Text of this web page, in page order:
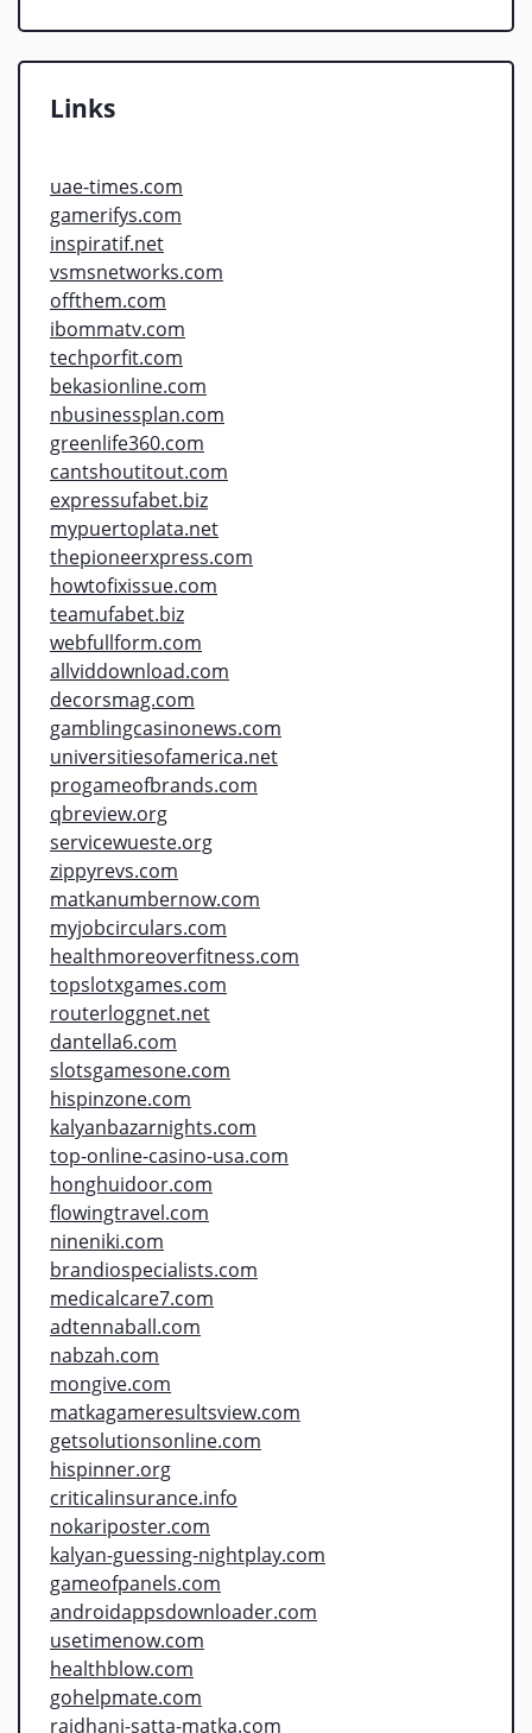
Links
uae-times.com
gamerifys.com
inspiratif.net
vsmsnetworks.com
offthem.com
ibommatv.com
techporfit.com
bekasionline.com
nbusinessplan.com
greenlife360.com
cantshoutitout.com
expressufabet.biz
mypuertoplata.net
thepioneerxpress.com
howtofixissue.com
teamufabet.biz
webfullform.com
allviddownload.com
decorsmag.com
gamblingcasinonews.com
universitiesofamerica.net
progameofbrands.com
qbreview.org
servicewueste.org
zippyrevs.com
matkanumbernow.com
myjobcirculars.com
healthmoreoverfitness.com
topslotxgames.com
routerloggnet.net
dantella6.com
slotsgamesone.com
hispinzone.com
kalyanbazarnights.com
top-online-casino-usa.com
honghuidoor.com
flowingtravel.com
nineniki.com
brandiospecialists.com
medicalcare7.com
adtennaball.com
nabzah.com
mongive.com
matkagameresultsview.com
getsolutionsonline.com
hispinner.org
criticalinsurance.info
nokariposter.com
kalyan-guessing-nightplay.com
gameofpanels.com
androidappsdownloader.com
usetimenow.com
healthblow.com
gohelpmate.com
rajdhani-satta-matka.com